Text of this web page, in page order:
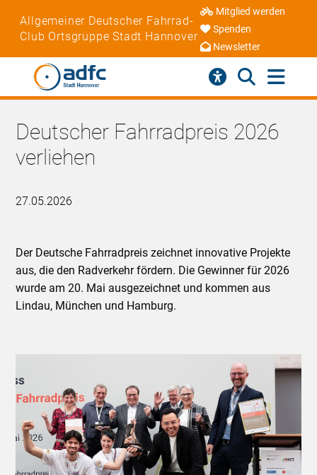
Allgemeiner Deutscher Fahrrad-
Club Ortsgruppe Stadt Hannover
Mitglied werden
Spenden
Newsletter
Deutscher Fahrradpreis 2026
verliehen
27.05.2026
Der Deutsche Fahrradpreis zeichnet innovative Projekte
aus, die den Radverkehr fördern. Die Gewinner für 2026
wurde am 20. Mai ausgezeichnet und kommen aus
Lindau, München und Hamburg.